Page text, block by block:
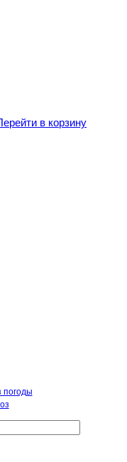
в корзину
погоды